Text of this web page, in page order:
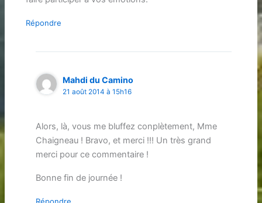
Répondre
Mahdi du Camino
21 août 2014 à 15h16
Alors, là, vous me bluffez conplètement, Mme
Chaigneau ! Bravo, et merci !!! Un très grand
merci pour ce commentaire !
Bonne fin de journée !
Répondre